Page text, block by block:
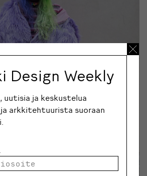
Design Weekly
uutisia ja keskustelua
arkkitehtuurista suoraan